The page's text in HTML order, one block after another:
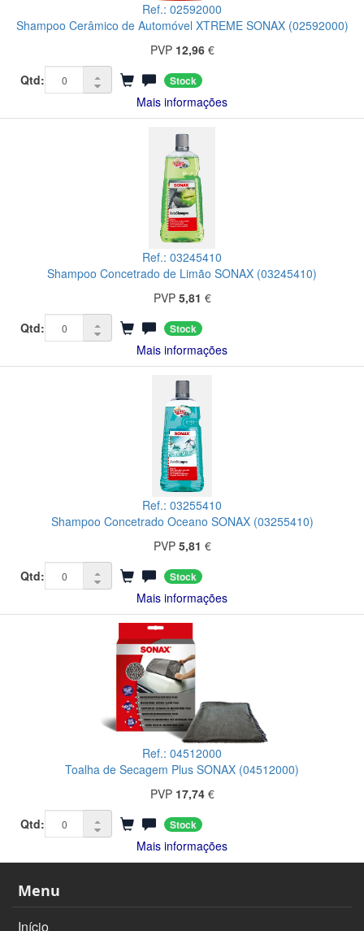
Ref.: 02592000
Shampoo Cerâmico de Automóvel XTREME SONAX (02592000)
PVP 12,96€
Qtd:
Stock
Mais informações
Ref.: 03245410
Shampoo Concetrado de Limão SONAX (03245410)
PVP 5,81 €
Qtd:
Stock
Mais informações
Ref.: 03255410
Shampoo Concetrado Oceano SONAX (03255410)
PVP 5,81 €
Qtd:
Stock
Mais informações
Ref.: 04512000
Toalha de Secagem Plus SONAX (04512000)
PVP 17,74€
Qtd:
Stock
Mais informações
Menu
Início